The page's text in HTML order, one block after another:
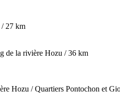
27 km
de la rivière Hozu / 36 km
Hozu / Quartiers Pontochon et